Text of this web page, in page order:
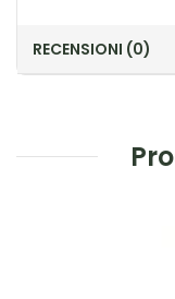
RECENSIONI (0)